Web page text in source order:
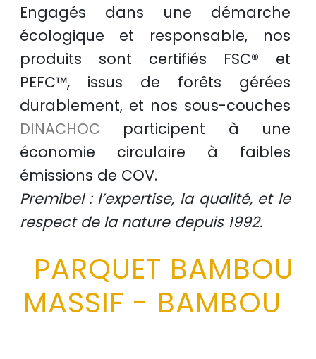
Engagés dans une démarche
écologique et responsable, nos
produits sont certifiés FSC® et
PEFC™, issus de forêts gérées
durablement, et nos sous-couches
DINACHOC participent à une
économie circulaire à faibles
émissions de COV.
Premibel : l’expertise, la qualité, et le
respect de la nature depuis 1992.
PARQUET BAMBOU
MASSIF - BAMBOU